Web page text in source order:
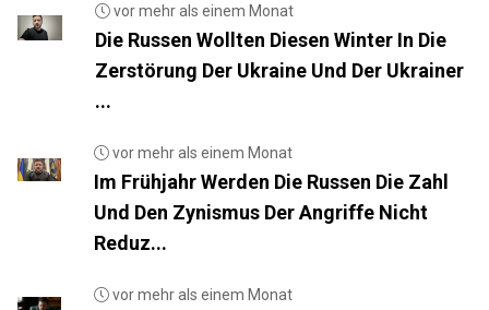
vor mehr als einem Monat
Die Russen Wollten Diesen Winter In Die
Zerstörung Der Ukraine Und Der Ukrainer
...
vor mehr als einem Monat
Im Frühjahr Werden Die Russen Die Zahl
Und Den Zynismus Der Angriffe Nicht
Reduz...
vor mehr als einem Monat